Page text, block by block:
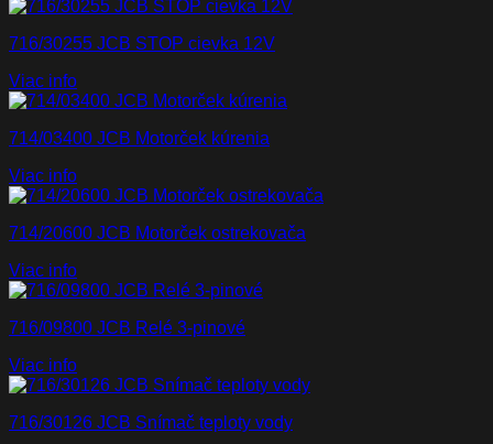
716/30255 JCB STOP cievka 12V
Viac info
714/03400 JCB Motorček kúrenia
Viac info
714/20600 JCB Motorček ostrekovača
Viac info
716/09800 JCB Relé 3-pinové
Viac info
716/30126 JCB Snímač teploty vody